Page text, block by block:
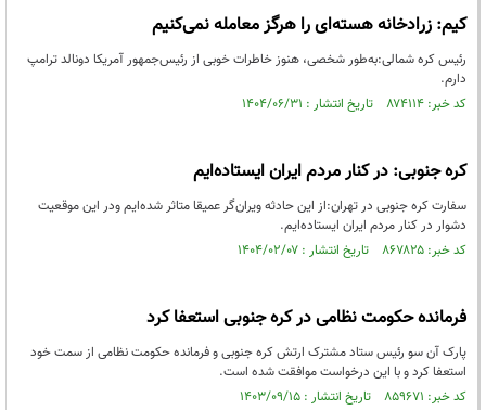
کیم: زرادخانه هسته‌ای را هرگز معامله نمی‌کنیم
رئیس کره شمالی:به‌طور شخصی، هنوز خاطرات خوبی از رئیس‌جمهور آمریکا دونالد ترامپ
دارم.
کد خبر: ۸۷۴۱۱۴ تاریخ انتشار : ۱۴۰۴/۰۶/۳۱
کره جنوبی: در کنار مردم ایران ایستاده‌ایم
سفارت کره جنوبی در تهران:از این حادثه ویران‌گر عمیقا متاثر شده‌ایم ودر این موقعیت
دشوار در کنار مردم ایران ایستاده‌ایم.
کد خبر: ۸۶۷۸۲۵ تاریخ انتشار : ۱۴۰۴/۰۲/۰۷
فرمانده حکومت نظامی در کره جنوبی استعفا کرد
پارک آن سو رئیس ستاد مشترک ارتش کره جنوبی و فرمانده حکومت نظامی از سمت خود
استعفا کرد و با این درخواست موافقت شده است.
کد خبر: ۸۵۹۶۷۱ تاریخ انتشار : ۱۴۰۳/۰۹/۱۵